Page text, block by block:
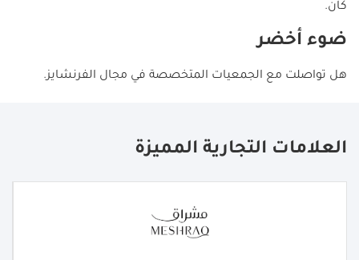
كان.
ضوء أخضر
هل تواصلت مع الجمعيات المتخصصة في مجال الفرنشايز.
العلامات التجارية المميزة